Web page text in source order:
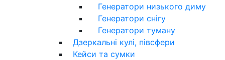
Генератори низького диму
Генератори снігу
Генератори туману
Дзеркальні кулі, півсфери
Кейси та сумки